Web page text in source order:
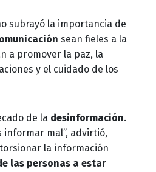
subrayó la importancia de
sean fieles a la
a promover la paz, la
y el cuidado de los
de la desinformación.
mal”, advirtió,
la información
las personas a estar